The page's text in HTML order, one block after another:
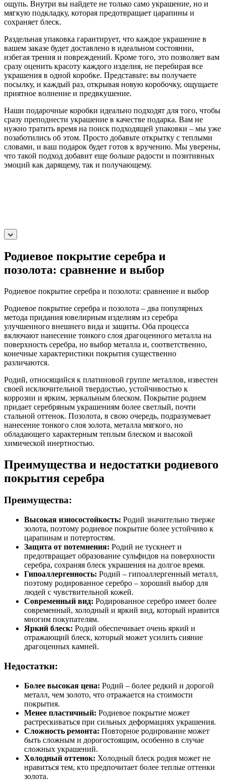
ощупь. Внутри вы найдете не только само украшение, но и
мягкую подкладку, которая предотвращает царапины и
сохраняет блеск.
Раздельная упаковка гарантирует, что каждое украшение в
вашем заказе будет доставлено в идеальном состоянии,
избегая трения и повреждений. Кроме того, это позволяет вам
сразу оценить красоту каждого изделия, не перебирая все
украшения в одной коробке. Представьте: вы получаете
посылку, и каждый раз, открывая новую коробочку, ощущаете
приятное волнение и предвкушение.
Наши подарочные коробки идеально подходят для того, чтобы
сразу преподнести украшение в качестве подарка. Вам не
нужно тратить время на поиск подходящей упаковки – мы уже
позаботились об этом. Просто добавьте открытку с теплыми
словами, и ваш подарок будет готов к вручению. Мы уверены,
что такой подход добавит еще больше радости и позитивных
эмоций как дарящему, так и получающему.
Родиевое покрытие серебра и
позолота: сравнение и выбор
Родиевое покрытие серебра и позолота: сравнение и выбор
Родиевое покрытие серебра и позолота – два популярных
метода придания ювелирным изделиям из серебра
улучшенного внешнего вида и защиты. Оба процесса
включают нанесение тонкого слоя драгоценного металла на
поверхность серебра, но выбор металла и, соответственно,
конечные характеристики покрытия существенно
различаются.
Родий, относящийся к платиновой группе металлов, известен
своей исключительной твердостью, устойчивостью к
коррозии и ярким, зеркальным блеском. Покрытие родием
придает серебряным украшениям более светлый, почти
стальной оттенок. Позолота, в свою очередь, подразумевает
нанесение тонкого слоя золота, металла мягкого, но
обладающего характерным теплым блеском и высокой
химической инертностью.
Преимущества и недостатки родиевого
покрытия серебра
Преимущества:
Высокая износостойкость: Родий значительно тверже
золота, поэтому родиевое покрытие более устойчиво к
царапинам и потертостям.
Защита от потемнения: Родий не тускнеет и
предотвращает образование сульфидов на поверхности
серебра, сохраняя блеск украшения на долгое время.
Гипоаллергенность: Родий – гипоаллергенный металл,
поэтому родированное серебро – хороший выбор для
людей с чувствительной кожей.
Современный вид: Родированное серебро имеет более
современный, холодный и яркий вид, который нравится
многим покупателям.
Яркий блеск: Родий обеспечивает очень яркий и
отражающий блеск, который может усилить сияние
драгоценных камней.
Недостатки:
Более высокая цена: Родий – более редкий и дорогой
металл, чем золото, что отражается на стоимости
покрытия.
Менее пластичный: Родиевое покрытие может
растрескиваться при сильных деформациях украшения.
Сложность ремонта: Повторное родирование может
быть сложным и дорогостоящим, особенно в случае
сложных украшений.
Холодный оттенок: Холодный блеск родия может не
нравиться тем, кто предпочитает более теплые оттенки
золота.